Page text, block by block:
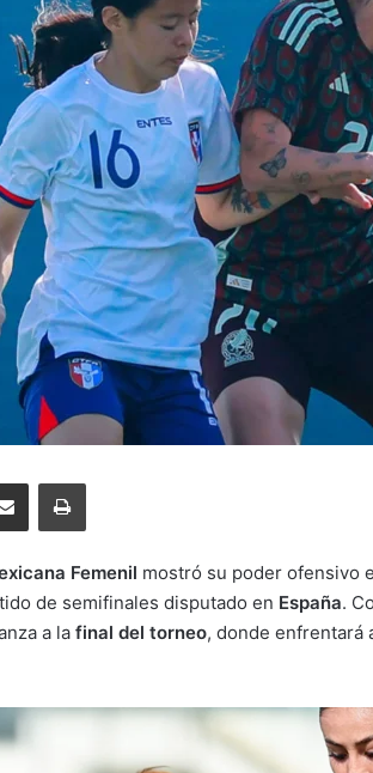
Compartir por correo electrónicoImprimir
Femenil mostró su poder ofensivo
de semifinales disputado en España.
a la final del torneo, donde enfrentará